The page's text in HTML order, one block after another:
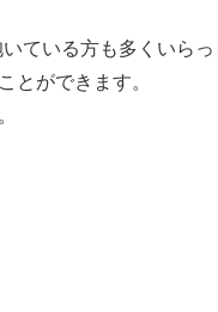
ている方も多くいらっ
とができます。